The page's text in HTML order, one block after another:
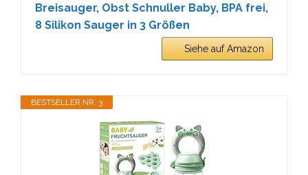
Breisauger, Obst Schnuller Baby, BPA frei,
8 Silikon Sauger in 3 Größen
Siehe auf Amazon
BESTSELLER NR. 3